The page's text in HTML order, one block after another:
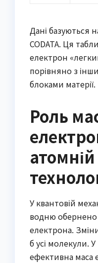
Дані базуються
CODATA. Ця
електрон
порівняно з
блоками матерії.
Роль
атомній
У квантовій
водню обернено
електрона.
б усі молекули.
ефективна маса